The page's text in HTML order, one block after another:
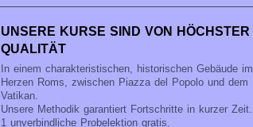
UNSERE KURSE SIND VON HÖCHSTER
QUALITÄT
In einem charakteristischen, historischen Gebäude im
Herzen Roms, zwischen Piazza del Popolo und dem
Vatikan.
Unsere Methodik garantiert Fortschritte in kurzer Zeit.
1 unverbindliche Probelektion gratis.